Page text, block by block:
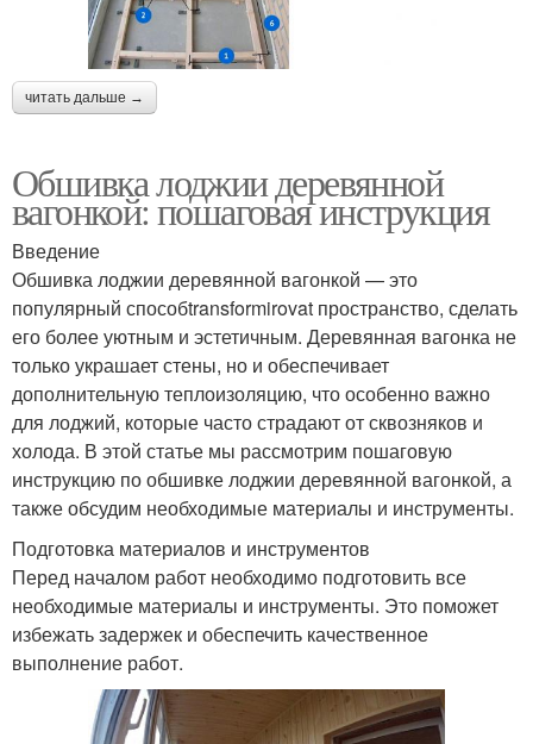
читать дальше →
Обшивка лоджии деревянной
вагонкой: пошаговая инструкция
Введение
Обшивка лоджии деревянной вагонкой — это
популярный способtransformirovat пространство, сделать
его более уютным и эстетичным. Деревянная вагонка не
только украшает стены, но и обеспечивает
дополнительную теплоизоляцию, что особенно важно
для лоджий, которые часто страдают от сквозняков и
холода. В этой статье мы рассмотрим пошаговую
инструкцию по обшивке лоджии деревянной вагонкой, а
также обсудим необходимые материалы и инструменты.
Подготовка материалов и инструментов
Перед началом работ необходимо подготовить все
необходимые материалы и инструменты. Это поможет
избежать задержек и обеспечить качественное
выполнение работ.